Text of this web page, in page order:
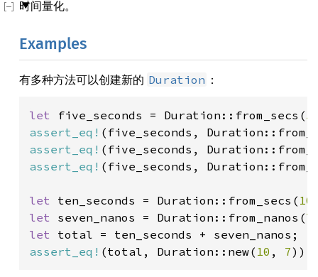
时间量化。
Examples
有多种方法可以创建新的 Duration ：
let five_seconds = Duration::from_secs(5
assert_eq! (five_seconds,
assert_eq! (five_seconds,
assert_eq! (five_seconds,
let ten_seconds = Duration::from_secs( 10
let seven_nanos = Duration::from_nanos(7
let
assert_eq! (total, Duration::new( 10 , 7));